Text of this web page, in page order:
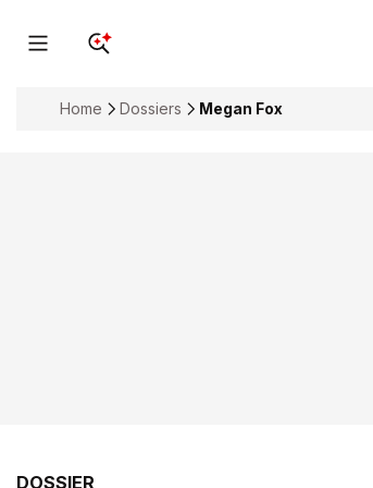
Home Dossiers Megan Fox
DOSSIER